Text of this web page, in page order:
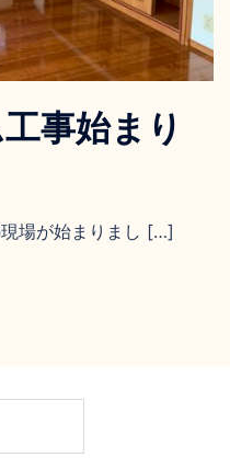
事始まり
場が始まりまし […]